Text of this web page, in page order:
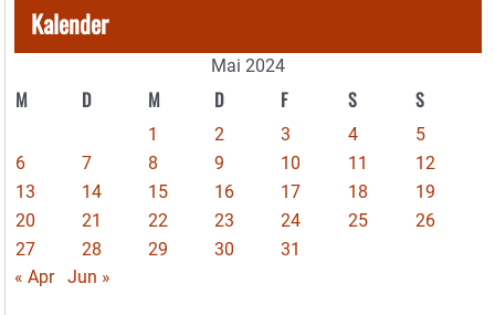
Kalender
Mai 2024
M D M D F S S
1 2 3 4
5
6
7 8 9 10 11
12
13
14 15 16 17 18
19
20
21 22 23 24 25
26
27
28 29 30
31
« Apr
Jun »